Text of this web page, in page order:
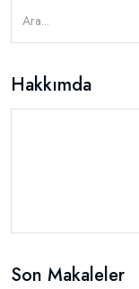
Hakkımda
Son Makaleler